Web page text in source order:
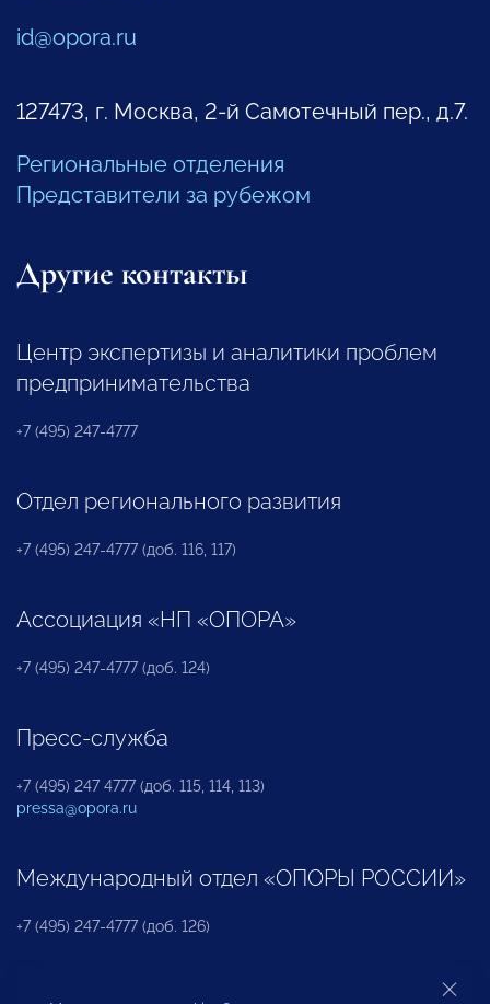
id@opora.ru
127473, г. Москва, 2-й Самотечный пер., д.7.
Региональные отделения
Представители за рубежом
Другие контакты
Центр экспертизы и аналитики проблем
предпринимательства
+7 (495) 247-4777
Отдел регионального развития
+7 (495) 247-4777 (доб. 116, 117)
Ассоциация «НП «ОПОРА»
+7 (495) 247-4777 (доб. 124)
Пресс-служба
+7 (495) 247 4777 (доб. 115, 114, 113)
pressa@opora.ru
Международный отдел «ОПОРЫ РОССИИ»
+7 (495) 247-4777 (доб. 126)
Бюро по защите прав предпринимателей и